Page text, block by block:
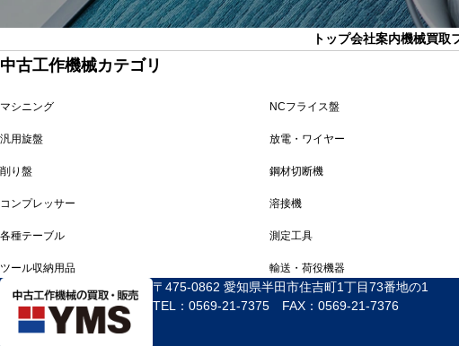
トップ会社案内機械買取
中古工作機械カテゴリ
マシニング NCフライス盤
汎用旋盤 放電・ワイヤー
削り盤 鋼材切断機
コンプレッサー 溶接機
各種テーブル 測定工具
ツール収納用品 輸送・荷役機器
〒475-0862 愛知県半田市住吉町1丁目73番地の1
TEL：0569-21-7375 FAX：0569-21-7376